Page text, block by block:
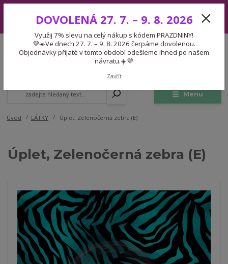
7. – 9. 8. 2026 čerpáme dovolenou. Objednávky přijaté v tomto období
odešleme ihned po našem návratu.☀️💜
Menu
CZK
Expedice 775 866 913
Po-Čt 9-15:30 Pá 9-14:30 Pauza 13-13:45
Úvod LÁTKY Úplet, Zelenočerná zebra (E)
Úplet, Zelenočerná zebra (E)
DOVOLENÁ 27. 7. – 9. 8. 2026
Využij 7% slevu na celý nákup s kódem PRAZDNINY!
💜☀️Ve dnech 27. 7. – 9. 8. 2026 čerpáme dovolenou.
Objednávky přijaté v tomto období odešleme ihned po našem
návratu.☀️💜
Zavřít